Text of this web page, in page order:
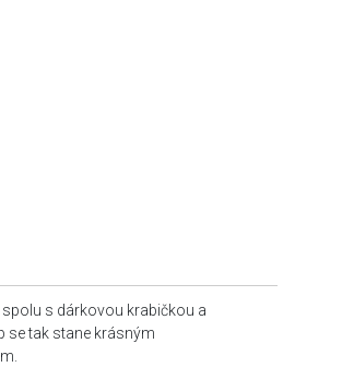
s dárkovou krabičkou a
se tak stane krásným